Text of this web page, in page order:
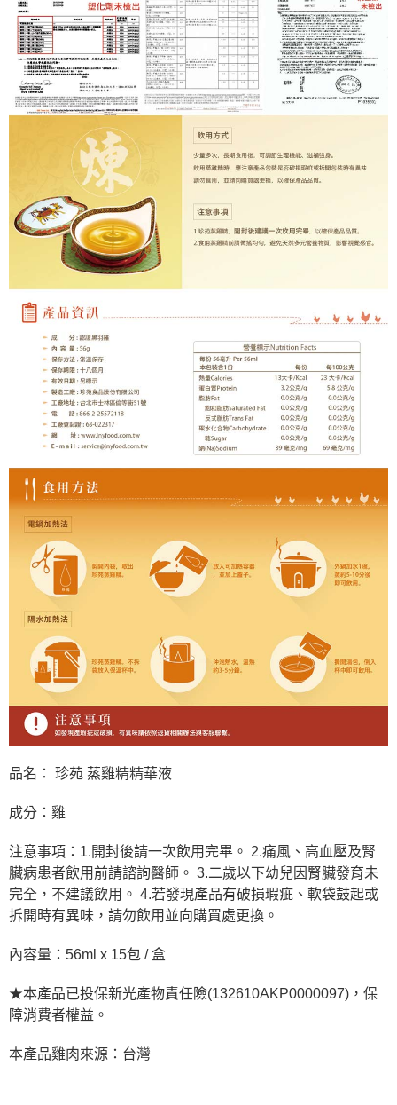
品名： 珍苑 蒸雞精精華液
成分：雞
注意事項：1.開封後請一次飲用完畢。 2.痛風、高血壓及腎
臟病患者飲用前請諮詢醫師。 3.二歲以下幼兒因腎臟發育未
完全，不建議飲用。 4.若發現產品有破損瑕疵、軟袋鼓起或
拆開時有異味，請勿飲用並向購買處更換。
內容量：56ml x 15包 / 盒
★本產品已投保新光產物責任險(132610AKP0000097)，保
障消費者權益。
本產品雞肉來源：台灣